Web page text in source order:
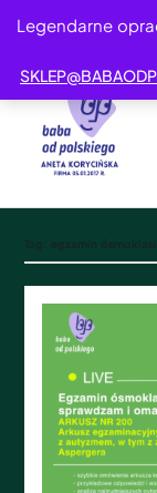
Legendarne